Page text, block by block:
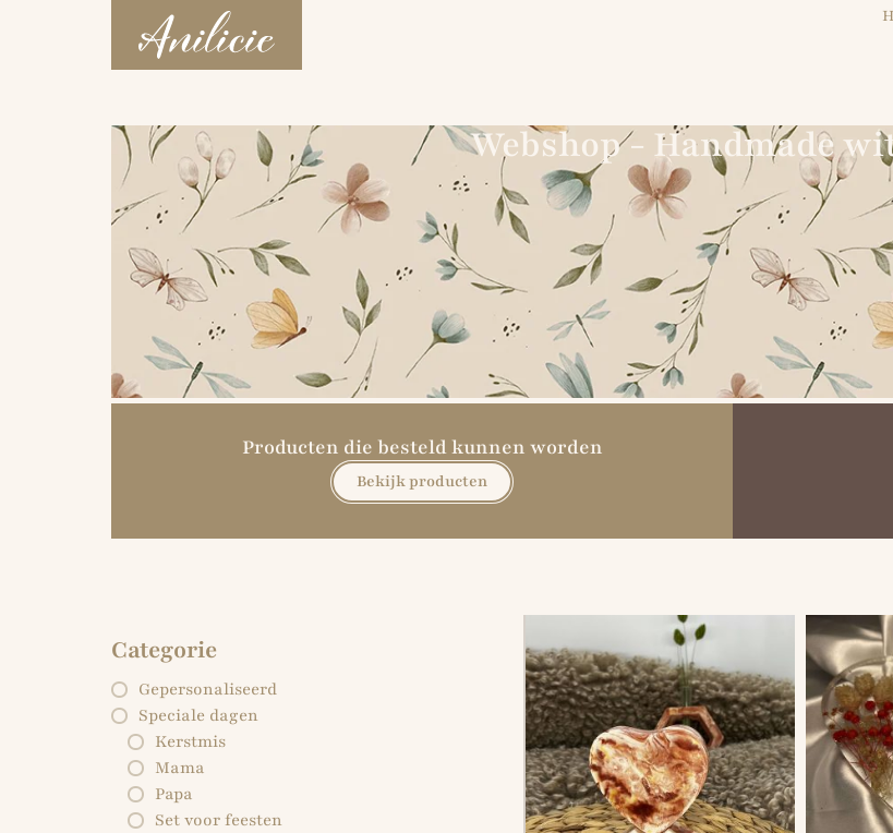
Webshop - Handmade
Producten die besteld kunnen worden
Bekijk producten
Categorie
Gepersonaliseerd
Speciale dagen
Kerstmis
Mama
Papa
Set voor feesten